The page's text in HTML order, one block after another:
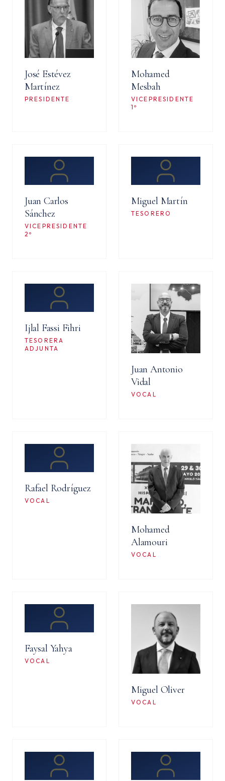
José Estévez
Martínez
PRESIDENTE
Mohamed
Mesbah
VICEPRESIDENTE
1º
Juan Carlos
Sánchez
VICEPRESIDENTE
2º
Miguel Martín
TESORERO
Ijlal Fassi Fihri
TESORERA
ADJUNTA
Juan Antonio
Vidal
VOCAL
Rafael Rodríguez
VOCAL
Mohamed
Alamouri
VOCAL
Faysal Yahya
VOCAL
Miguel Oliver
VOCAL